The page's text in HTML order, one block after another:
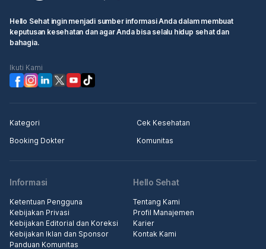
Hello Sehat ingin menjadi sumber informasi Anda dalam membuat
keputusan kesehatan dan agar Anda bisa selalu hidup sehat dan
bahagia.
Ikuti Kami
Kategori
Cek Kesehatan
Booking Dokter
Komunitas
Informasi
Ketentuan Pengguna
Kebijakan Privasi
Kebijakan Editorial dan Koreksi
Kebijakan Iklan dan Sponsor
Panduan Komunitas
Hello Sehat
Tentang Kami
Profil Manajemen
Karier
Kontak Kami